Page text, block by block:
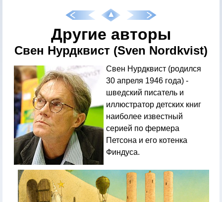
Другие авторы
Свен Нурдквист (Sven Nordkvist)
Свен Нурдквист (родился
30 апреля 1946 года) -
шведский писатель и
иллюстратор детских книг
наиболее известный
серией по фермера
Петсона и его котенка
Финдуса.